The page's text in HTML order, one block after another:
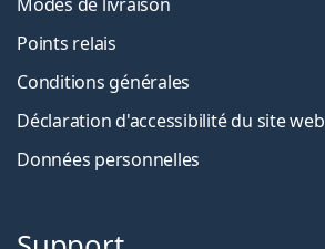
Points relais
Conditions générales
Déclaration d'accessibilité du site web
Données personnelles